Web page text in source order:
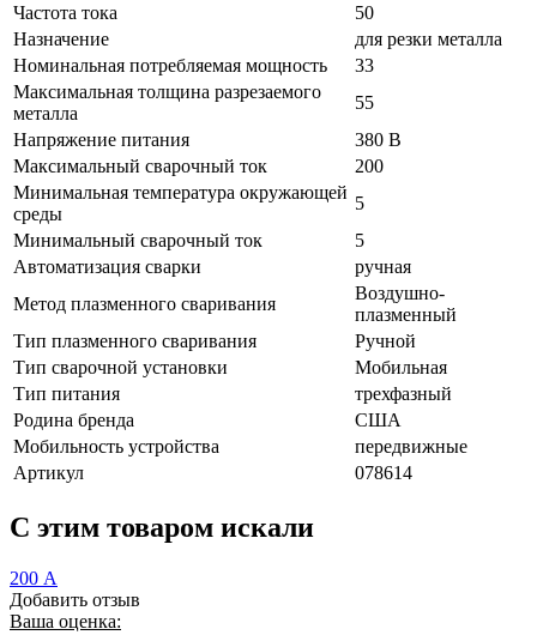
Частота тока
50
Назначение
для резки металла
Номинальная потребляемая мощность
33
Максимальная толщина разрезаемого
металла
55
Напряжение питания
380 В
Максимальный сварочный ток
200
Минимальная температура окружающей
среды
5
Минимальный сварочный ток
5
Автоматизация сварки
ручная
Метод плазменного сваривания
Воздушно-
плазменный
Тип плазменного сваривания
Ручной
Тип сварочной установки
Мобильная
Тип питания
трехфазный
Родина бренда
США
Мобильность устройства
передвижные
Артикул
078614
C этим товаром искали
200 А
Добавить отзыв
Ваша оценка: